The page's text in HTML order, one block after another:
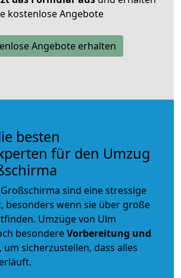
kostenlose Angebote
Angebote erhalten
besten
für den Umzug
sind eine stressige
besonders wenn sie über große
Umzüge von Ulm
besondereVorbereitung und
, um sicherzustellen, dass alles